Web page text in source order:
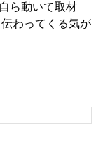
ら動いて取材
わってくる気が